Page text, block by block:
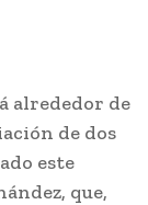
alrededor de
de dos
este
que,